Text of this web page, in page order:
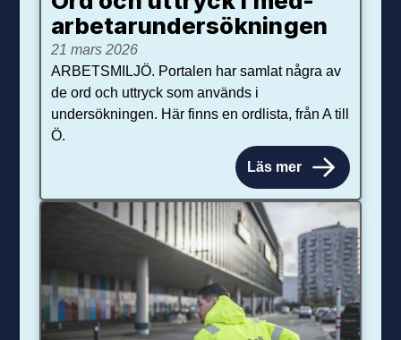
arbetar­­under­sökningen
21 mars 2026
ARBETSMILJÖ. Portalen har samlat några av
de ord och uttryck som används i
undersökningen. Här finns en ordlista, från A till
Ö.
Läs mer